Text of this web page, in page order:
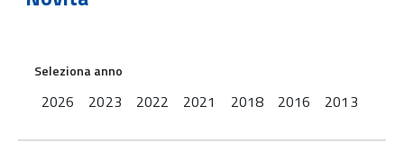
Seleziona anno
2026 2023 2022 2021 2018 2016 2013